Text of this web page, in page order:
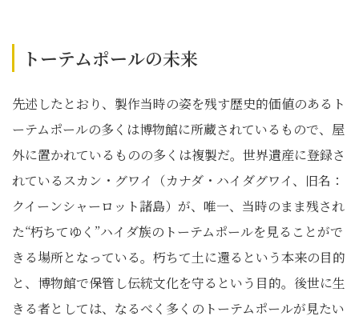
トーテムポールの未来
先述したとおり、製作当時の姿を残す歴史的価値のあるト
ーテムポールの多くは博物館に所蔵されているもので、屋
外に置かれているものの多くは複製だ。世界遺産に登録さ
れているスカン・グワイ（カナダ・ハイダグワイ、旧名：
クイーンシャーロット諸島）が、唯一、当時のまま残され
た“朽ちてゆく”ハイダ族のトーテムポールを見ることがで
きる場所となっている。朽ちて土に還るという本来の目的
と、博物館で保管し伝統文化を守るという目的。後世に生
きる者としては、なるべく多くのトーテムポールが見たい